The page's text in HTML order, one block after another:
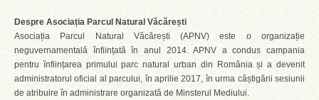
Despre Asociația Parcul Natural Văcărești
Asociația Parcul Natural Văcărești (APNV) este o organizație
neguvernamentală înființată în anul 2014. APNV a condus campania
pentru înființarea primului parc natural urban din România și a devenit
administratorul oficial al parcului, în aprilie 2017, în urma câștigării sesiunii
de atribuire în administrare organizată de Minsterul Mediului.